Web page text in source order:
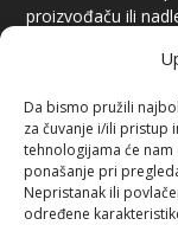
Da bismo pružili
za čuvanje i/ili pristup
tehnologijama će
ponašanje pri
Nepristanak ili
određene
proizvođaču ili